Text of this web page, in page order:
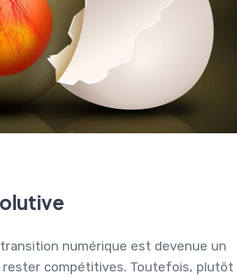
numérique est devenue un
compétitives. Toutefois, plutôt